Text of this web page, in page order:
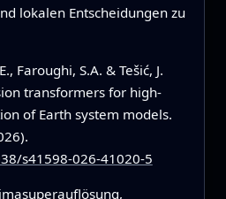
lokalen Entscheidungen zu
Faroughi, S.A. & Tešić, J.
transformers for high-
of Earth system models.
s41598-026-41020-5